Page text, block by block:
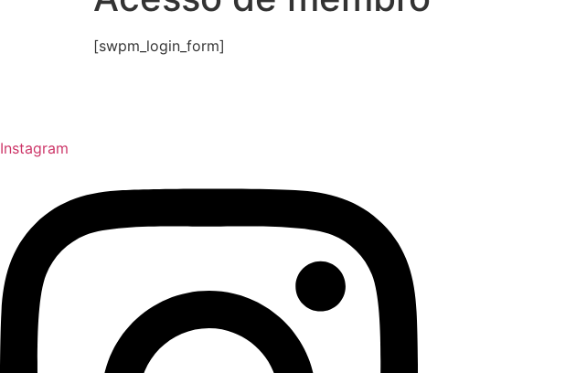
[swpm_login_form]
Instagram